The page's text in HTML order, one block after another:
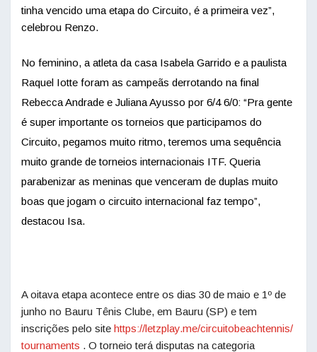
tinha vencido uma etapa do Circuito, é a primeira vez”,
celebrou Renzo.
No feminino, a atleta da casa Isabela Garrido e a paulista
Raquel Iotte foram as campeãs derrotando na final
Rebecca Andrade e Juliana Ayusso por 6/4 6/0: “Pra gente
é super importante os torneios que participamos do
Circuito, pegamos muito ritmo, teremos uma sequência
muito grande de torneios internacionais ITF. Queria
parabenizar as meninas que venceram de duplas muito
boas que jogam o circuito internacional faz tempo”,
destacou Isa.
A oitava etapa acontece entre os dias 30 de maio e 1º de
junho no Bauru Tênis Clube, em Bauru (SP) e tem
inscrições pelo site https://letzplay.me/circuitobeachtennis/
tournaments . O torneio terá disputas na categoria